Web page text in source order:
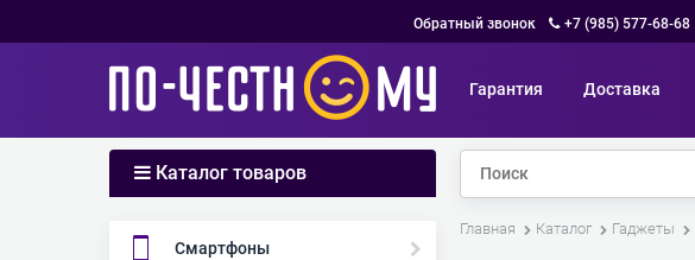
Обратный звонок +7 (985) 577-68-68
Гарантия Доставка
Каталог товаров
Смартфоны
Главная Каталог Гаджеты